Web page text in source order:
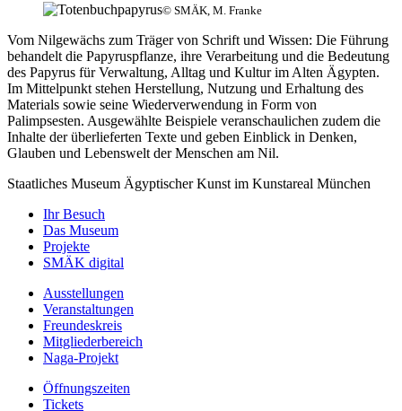
© SMÄK, M. Franke
Vom Nilgewächs zum Träger von Schrift und Wissen: Die Führung
behandelt die Papyruspflanze, ihre Verarbeitung und die Bedeutung
des Papyrus für Verwaltung, Alltag und Kultur im Alten Ägypten.
Im Mittelpunkt stehen Herstellung, Nutzung und Erhaltung des
Materials sowie seine Wiederverwendung in Form von
Palimpsesten. Ausgewählte Beispiele veranschaulichen zudem die
Inhalte der überlieferten Texte und geben Einblick in Denken,
Glauben und Lebenswelt der Menschen am Nil.
Staatliches Museum Ägyptischer Kunst im Kunstareal München
Ihr Besuch
Das Museum
Projekte
SMÄK digital
Ausstellungen
Veranstaltungen
Freundeskreis
Mitgliederbereich
Naga-Projekt
Öffnungszeiten
Tickets